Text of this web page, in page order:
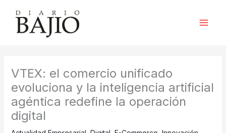
contenido
VTEX: el comercio unificado
evoluciona y la inteligencia artificial
agéntica redefine la operación
digital